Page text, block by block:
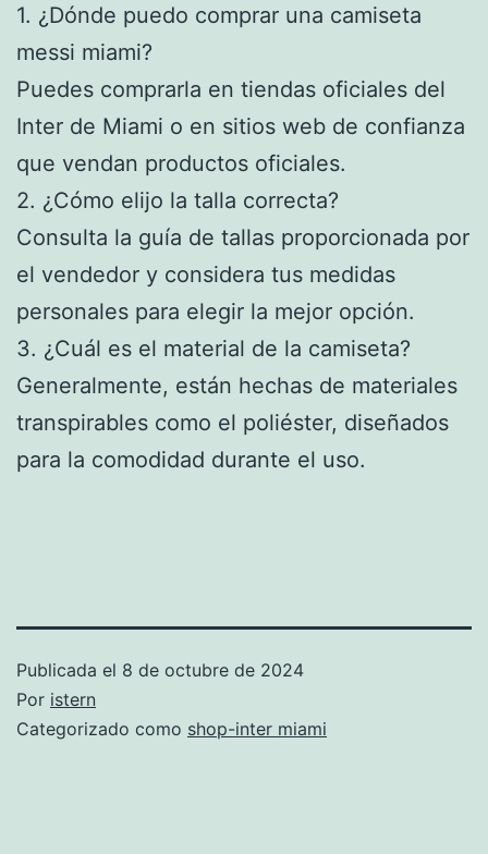
1. ¿Dónde puedo comprar una camiseta
messi miami?
Puedes comprarla en tiendas oficiales del
Inter de Miami o en sitios web de confianza
que vendan productos oficiales.
2. ¿Cómo elijo la talla correcta?
Consulta la guía de tallas proporcionada por
el vendedor y considera tus medidas
personales para elegir la mejor opción.
3. ¿Cuál es el material de la camiseta?
Generalmente, están hechas de materiales
transpirables como el poliéster, diseñados
para la comodidad durante el uso.
Publicada el 8 de octubre de 2024
Por istern
Categorizado como shop-inter miami